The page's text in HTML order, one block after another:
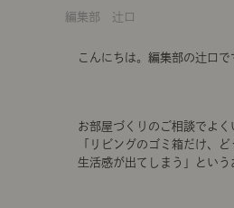
編集部 辻口
こんにちは。編集部の辻口で
お部屋づくりのご相談でよく
「リビングのゴミ箱だけ、ど
生活感が出てしまう」という